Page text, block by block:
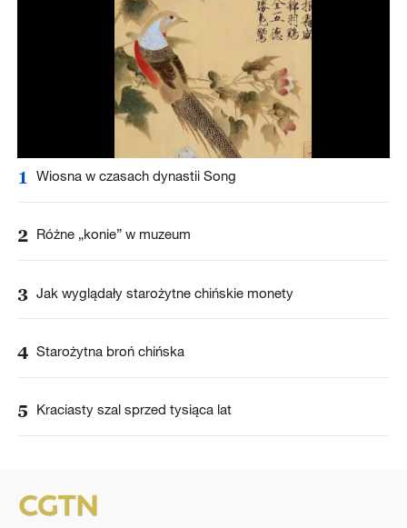
1 Wiosna w czasach dynastii Song
2 Różne „konie” w muzeum
3 Jak wyglądały starożytne chińskie monety
4 Starożytna broń chińska
5 Kraciasty szal sprzed tysiąca lat